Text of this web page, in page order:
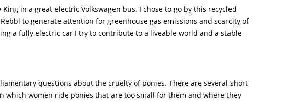
in a great electric Volkswagen bus. I chose to go by this recycled
to generate attention for greenhouse gas emissions and scarcity of
a fully electric car I try to contribute to a liveable world and a stable
questions about the cruelty of ponies. There are several short
which women ride ponies that are too small for them and where they